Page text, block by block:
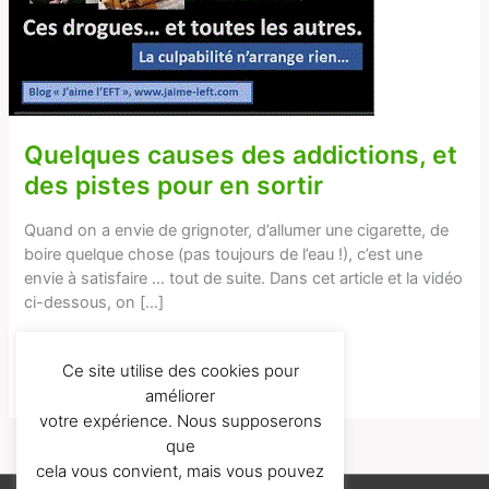
Quelques causes des addictions, et
des pistes pour en sortir
Quand on a envie de grignoter, d’allumer une cigarette, de
boire quelque chose (pas toujours de l’eau !), c’est une
envie à satisfaire … tout de suite. Dans cet article et la vidéo
ci-dessous, on […]
et
des
pour
en
Lire la suite...
Ce site utilise des cookies pour
améliorer
votre expérience. Nous supposerons
que
cela vous convient, mais vous pouvez